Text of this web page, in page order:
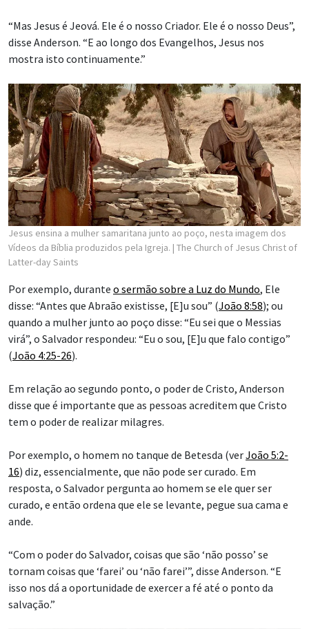
“Mas Jesus é Jeová. Ele é o nosso Criador. Ele é o nosso Deus”,
disse Anderson. “E ao longo dos Evangelhos, Jesus nos
mostra isto continuamente.”
Jesus ensina a mulher samaritana junto ao poço, nesta imagem dos
Vídeos da Bíblia produzidos pela Igreja. | The Church of Jesus Christ of
Latter-day Saints
Por exemplo, durante o sermão sobre a Luz do Mundo, Ele
disse: “Antes que Abraão existisse, [E]u sou” (João 8:58); ou
quando a mulher junto ao poço disse: “Eu sei que o Messias
virá”, o Salvador respondeu: “Eu o sou, [E]u que falo contigo”
(João 4:25-26).
Em relação ao segundo ponto, o poder de Cristo, Anderson
disse que é importante que as pessoas acreditem que Cristo
tem o poder de realizar milagres.
Por exemplo, o homem no tanque de Betesda (verJoão 5:2-
16) diz, essencialmente, que não pode ser curado. Em
resposta, o Salvador pergunta ao homem se ele quer ser
curado, e então ordena que ele se levante, pegue sua cama e
ande.
“Com o poder do Salvador, coisas que são ‘não posso’ se
tornam coisas que ‘farei’ ou ‘não farei’”, disse Anderson. “E
isso nos dá a oportunidade de exercer a fé até o ponto da
salvação.”